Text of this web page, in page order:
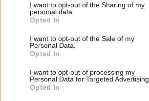
I want to opt-out of the Sharing of my
personal data.
Opted In
I want to opt-out of the Sale of my
Personal Data.
Opted In
I want to opt-out of processing my
Personal Data for Targeted Advertising.
Opted In
Cavaso del Tomba (76)
Cimadolmo (91)